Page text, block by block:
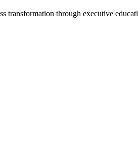
transformation through executive